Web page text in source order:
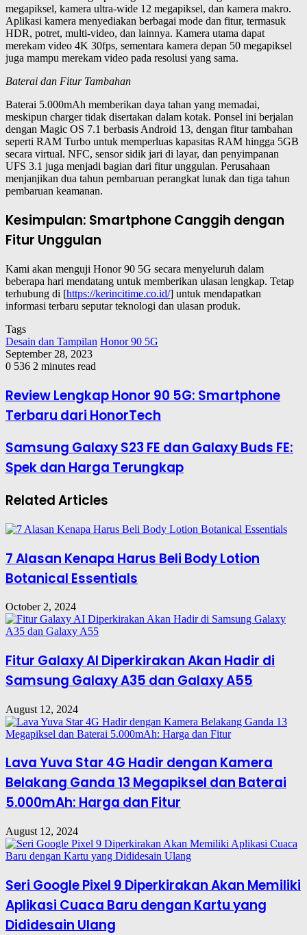
megapiksel, kamera ultra-wide 12 megapiksel, dan kamera makro.
Aplikasi kamera menyediakan berbagai mode dan fitur, termasuk
HDR, potret, multi-video, dan lainnya. Kamera utama dapat
merekam video 4K 30fps, sementara kamera depan 50 megapiksel
juga mampu merekam video pada resolusi yang sama.
Baterai dan Fitur Tambahan
Baterai 5.000mAh memberikan daya tahan yang memadai,
meskipun charger tidak disertakan dalam kotak. Ponsel ini berjalan
dengan Magic OS 7.1 berbasis Android 13, dengan fitur tambahan
seperti RAM Turbo untuk memperluas kapasitas RAM hingga 5GB
secara virtual. NFC, sensor sidik jari di layar, dan penyimpanan
UFS 3.1 juga menjadi bagian dari fitur unggulan. Perusahaan
menjanjikan dua tahun pembaruan perangkat lunak dan tiga tahun
pembaruan keamanan.
Kesimpulan: Smartphone Canggih dengan
Fitur Unggulan
Kami akan menguji Honor 90 5G secara menyeluruh dalam
beberapa hari mendatang untuk memberikan ulasan lengkap. Tetap
terhubung di [https://kerincitime.co.id/] untuk mendapatkan
informasi terbaru seputar teknologi dan ulasan produk.
Tags
Desain dan Tampilan Honor 90 5G
September 28, 2023
0 536 2 minutes read
Review Lengkap Honor 90 5G: Smartphone
Terbaru dari HonorTech
Samsung Galaxy S23 FE dan Galaxy Buds FE:
Spek dan Harga Terungkap
Related Articles
7 Alasan Kenapa Harus Beli Body Lotion
Botanical Essentials
October 2, 2024
Fitur Galaxy AI Diperkirakan Akan Hadir di
Samsung Galaxy A35 dan Galaxy A55
August 12, 2024
Lava Yuva Star 4G Hadir dengan Kamera
Belakang Ganda 13 Megapiksel dan Baterai
5.000mAh: Harga dan Fitur
August 12, 2024
Seri Google Pixel 9 Diperkirakan Akan Memiliki
Aplikasi Cuaca Baru dengan Kartu yang
Dididesain Ulang